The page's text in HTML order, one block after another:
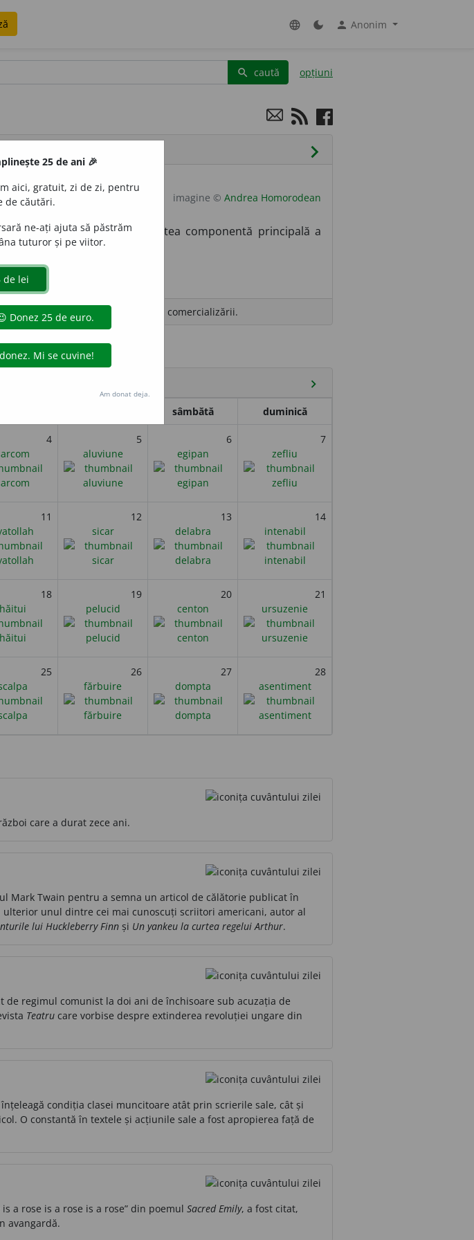
language dark_mode person Anonim
search caută opțiuni
chevron_right
imagine © Andrea Homorodean
se, formează partea componentă principală a
producția de brânză, în vederea comercializării.
chevron_right
sâmbătă duminică
4
5
aluviune
6
egipan
7
zefliu
11
12
sicar
13
delabra
14
intenabil
18
hăitui
19
pelucid
20
centon
21
ursuzenie
25
26
fărbuire
27
dompta
28
asentiment
care a durat zece ani.
Mark Twain pentru a semna un articol de călătorie publicat în
ulterior unul dintre cei mai cunoscuți scriitori americani, autor al
lui Huckleberry Finn și Un yankeu la curtea regelui Arthur.
regimul comunist la doi ani de închisoare sub acuzația de
Teatru care vorbise despre extinderea revoluției ungare din
condiția clasei muncitoare atât prin scrierile sale, cât și
O constantă în textele și acțiunile sale a fost apropierea față de
a rose is a rose is a rose” din poemul Sacred Emily, a fost citat,
avangardă.
25 de ani 🎉
aici, gratuit, zi de zi, pentru
de căutări.
ne-ați ajuta să păstrăm
tuturor și pe viitor.
Am donat deja.